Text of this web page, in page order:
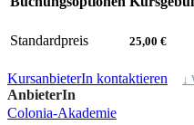
Standardpreis 25,00 €
KursanbieterIn kontaktieren ↓
AnbieterIn
Colonia-Akademie